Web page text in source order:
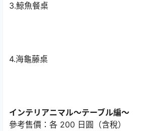
3.鯨魚餐桌
4.海龜藤桌
インテリアニマル～テーブル編～
參考售價：各 200 日圓（含稅）